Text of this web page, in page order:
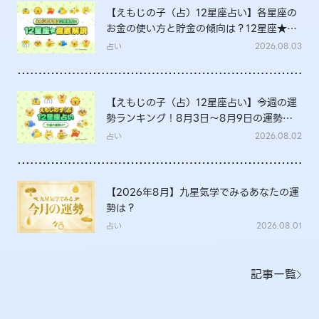
【えもじの子（占）12星座占い】各星座の
お金の使い方と貯金の傾向は？12星座★徹
底解説
占い 2026.08.03
【えもじの子（占）12星座占い】今週の運
勢ランキング！8月3日～8月9日の運勢
は？
占い 2026.08.02
【2026年8月】九星気学でみるあなたの運
勢は？
占い 2026.08.01
記事一覧